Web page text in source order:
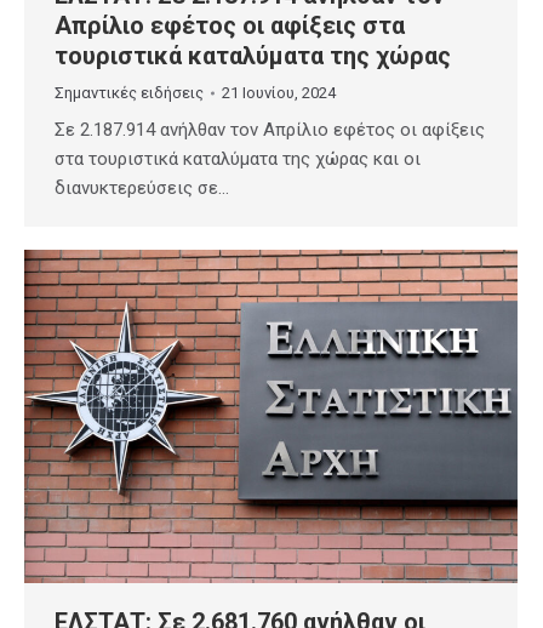
Απρίλιο εφέτος οι αφίξεις στα
τουριστικά καταλύματα της χώρας
Σημαντικές ειδήσεις 21 Ιουνίου, 2024
Σε 2.187.914 ανήλθαν τον Απρίλιο εφέτος οι αφίξεις
στα τουριστικά καταλύματα της χώρας και οι
διανυκτερεύσεις σε…
ΕΛΣΤΑΤ: Σε 2.681.760 ανήλθαν οι